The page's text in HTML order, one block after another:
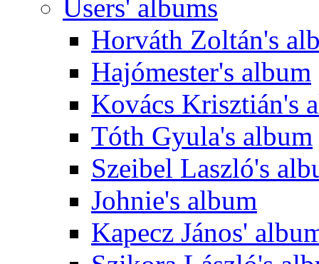
Users' albums
Horváth Zoltán's
Hajómester's album
Kovács Krisztián's
Tóth Gyula's album
Szeibel Laszló's
Johnie's album
Kapecz János'